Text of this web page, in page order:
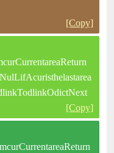
[Copy]
[Copy]